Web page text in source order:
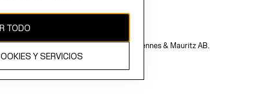
copyright y es propiedad de H&M Hennes & Mauritz AB.
TODO
Y SERVICIOS